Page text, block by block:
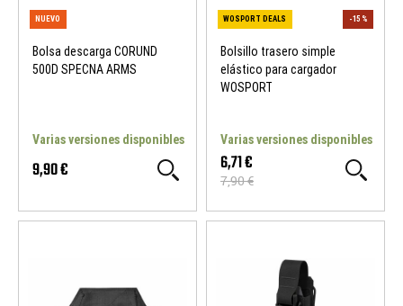
NUEVO
Bolsa descarga CORUND
500D SPECNA ARMS
Varias versiones disponibles
9,90 €
WOSPORT DEALS
Bolsillo trasero simple
elástico para cargador
WOSPORT
Varias versiones disponibles
6,71 €
7,90 €